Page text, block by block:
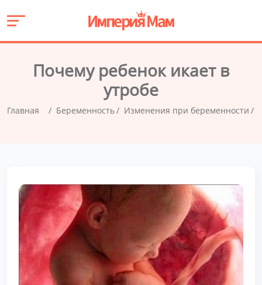
Почему ребенок икает в
утробе
Главная Беременность Изменения при беременности